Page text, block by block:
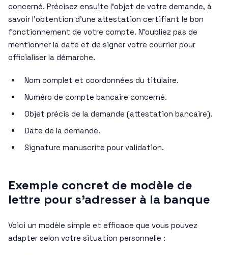
concerné. Précisez ensuite l’objet de votre demande, à
savoir l’obtention d’une attestation certifiant le bon
fonctionnement de votre compte. N’oubliez pas de
mentionner la date et de signer votre courrier pour
officialiser la démarche.
Nom complet et coordonnées du titulaire.
Numéro de compte bancaire concerné.
Objet précis de la demande (attestation bancaire).
Date de la demande.
Signature manuscrite pour validation.
Exemple concret de modèle de
lettre pour s’adresser à la banque
Voici un modèle simple et efficace que vous pouvez
adapter selon votre situation personnelle :